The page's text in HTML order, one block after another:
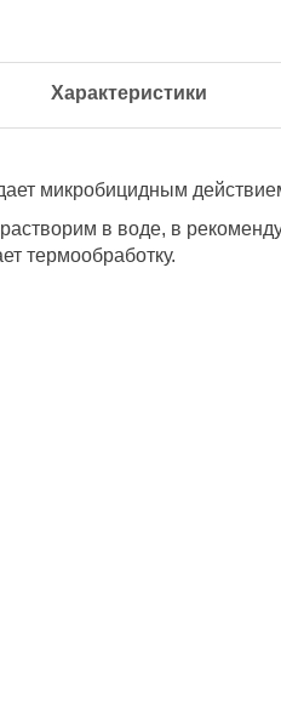
Наталья Пришвина
Характеристики
микробицидным
в воде, в
термообработку.